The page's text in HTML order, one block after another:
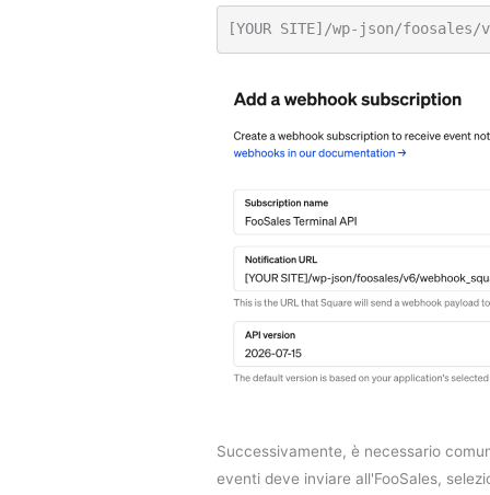
[YOUR SITE]/wp-json/foosales/
Successivamente, è necessario
eventi deve inviare all'FooSales,